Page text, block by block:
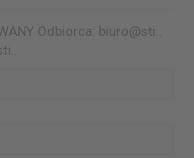
Odbiorca: biuro@sti..